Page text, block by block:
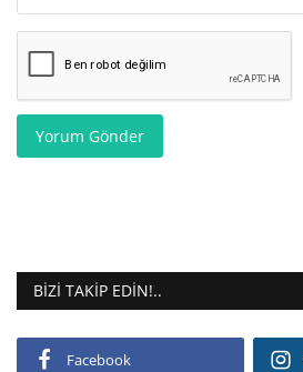
Yorum Gönder
BIZI TAKIP EDIN!..
Facebook